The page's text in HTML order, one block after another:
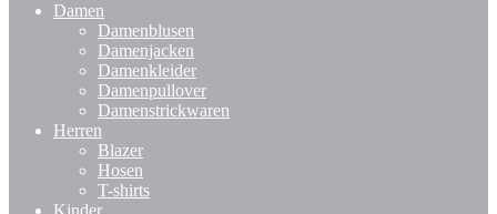
Damen
Damenblusen
Damenjacken
Damenkleider
Damenpullover
Damenstrickwaren
Herren
Blazer
Hosen
T-shirts
Kinder